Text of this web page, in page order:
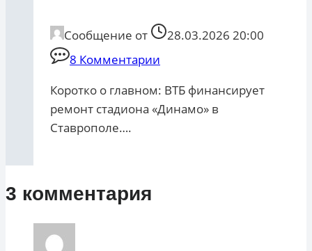
Сообщение от
28.03.2026 20:00
8 Комментарии
Коротко о главном: ВТБ финансирует
ремонт стадиона «Динамо» в
Ставрополе….
3 комментария